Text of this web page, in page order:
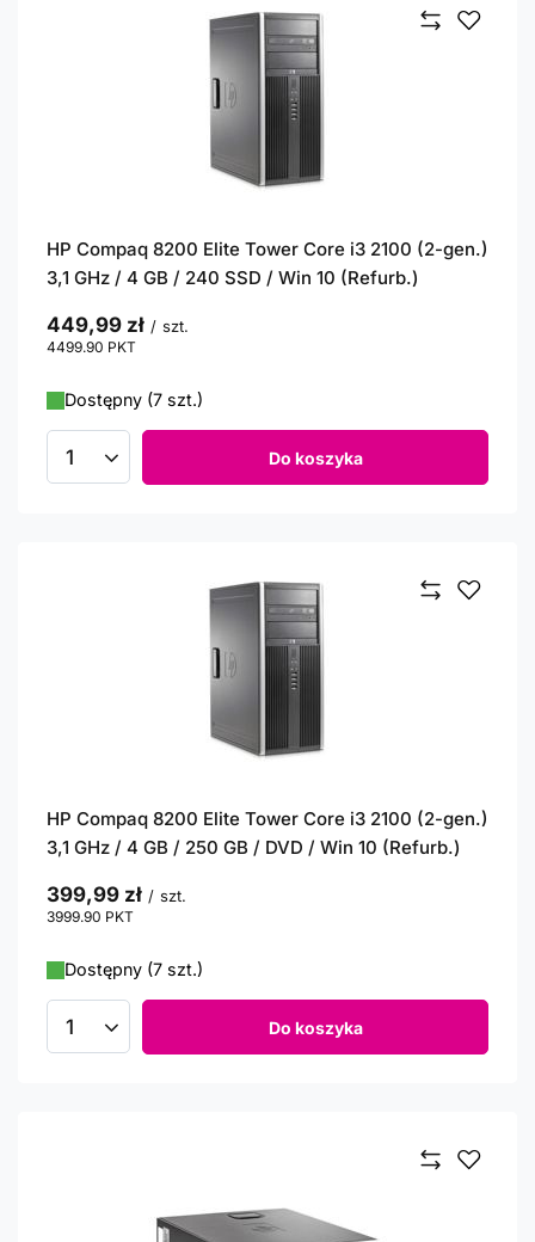
HP Compaq 8200 Elite Tower Core i3 2100 (2-gen.)
3,1 GHz / 4 GB / 240 SSD / Win 10 (Refurb.)
449,99 zł / szt.
4499.90 PKT
Dostępny (7 szt.)
Ilość produktów Do koszyka
HP Compaq 8200 Elite Tower Core i3 2100 (2-gen.)
3,1 GHz / 4 GB / 250 GB / DVD / Win 10 (Refurb.)
399,99 zł / szt.
3999.90 PKT
Dostępny (7 szt.)
Ilość produktów Do koszyka